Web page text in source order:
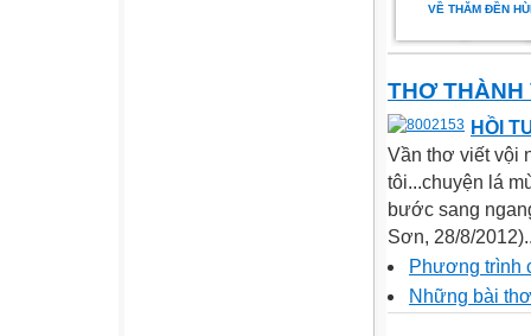
VỀ THĂM ĐỀN
THƠ THÀNH
HỒI
Vần thơ viết vội
tôi...chuyện lá
bước sang
Sơn, 28/8/
Phương trình
Những bài